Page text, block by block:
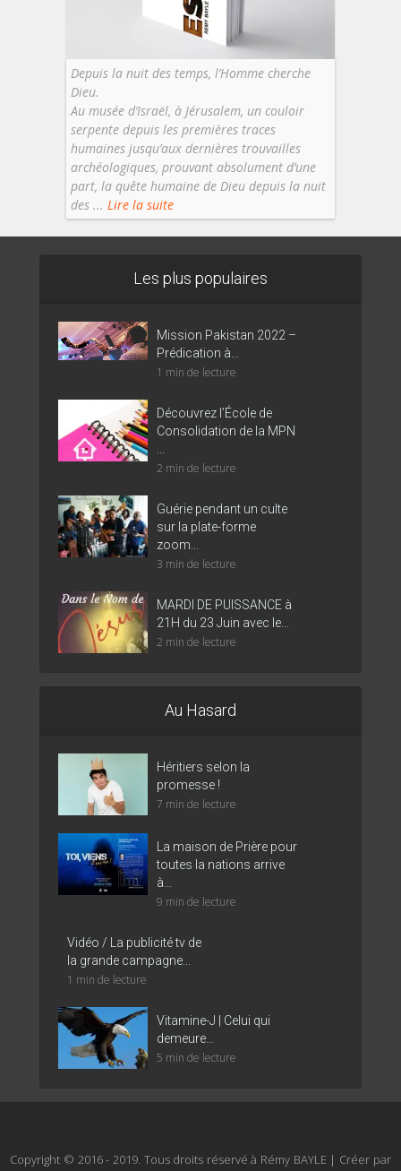
Depuis la nuit des temps, l’Homme cherche
Dieu.
Au musée d’Israël, à Jérusalem, un couloir
serpente depuis les premières traces
humaines jusqu’aux dernières trouvailles
archéologiques, prouvant absolument d’une
part, la quête humaine de Dieu depuis la nuit
des ... Lire la suite
Les plus populaires
Mission Pakistan 2022 –
Prédication à...
1 min de lecture
Découvrez l’École de
Consolidation de la MPN
2 min de lecture
Guérie pendant un culte
sur la plate-forme
zoom...
3 min de lecture
MARDI DE PUISSANCE à
21H du 23 Juin avec le...
2 min de lecture
Au Hasard
Héritiers selon la
promesse !
7 min de lecture
La maison de Prière pour
toutes la nations arrive
à...
9 min de lecture
Vidéo / La publicité tv de
la grande campagne...
1 min de lecture
Vitamine-J | Celui qui
demeure…
5 min de lecture
Copyright © 2016 - 2019. Tous droits réservé à Rémy BAYLE | Créer par